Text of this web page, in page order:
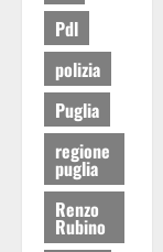
Pdl
polizia
Puglia
regione
puglia
Renzo
Rubino